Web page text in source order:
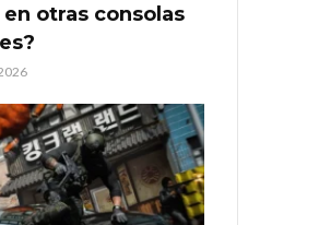
otras consolas